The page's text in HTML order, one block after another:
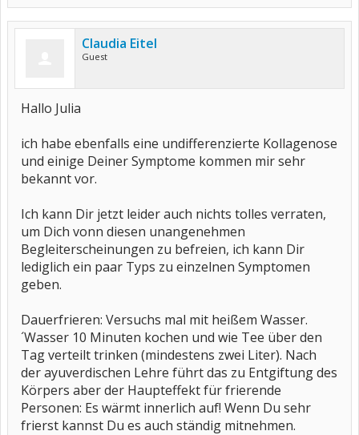
Claudia Eitel
Guest
Hallo Julia
ich habe ebenfalls eine undifferenzierte Kollagenose
und einige Deiner Symptome kommen mir sehr
bekannt vor.
Ich kann Dir jetzt leider auch nichts tolles verraten,
um Dich vonn diesen unangenehmen
Begleiterscheinungen zu befreien, ich kann Dir
lediglich ein paar Typs zu einzelnen Symptomen
geben.
Dauerfrieren: Versuchs mal mit heißem Wasser.
´Wasser 10 Minuten kochen und wie Tee über den
Tag verteilt trinken (mindestens zwei Liter). Nach
der ayuverdischen Lehre führt das zu Entgiftung des
Körpers aber der Haupteffekt für frierende
Personen: Es wärmt innerlich auf! Wenn Du sehr
frierst kannst Du es auch ständig mitnehmen.